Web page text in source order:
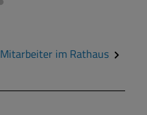
Mitarbeiter im Rathaus